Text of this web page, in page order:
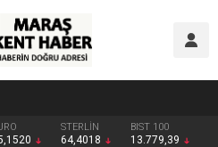
STERLİN
64,4018
BIST 100
13.779,39